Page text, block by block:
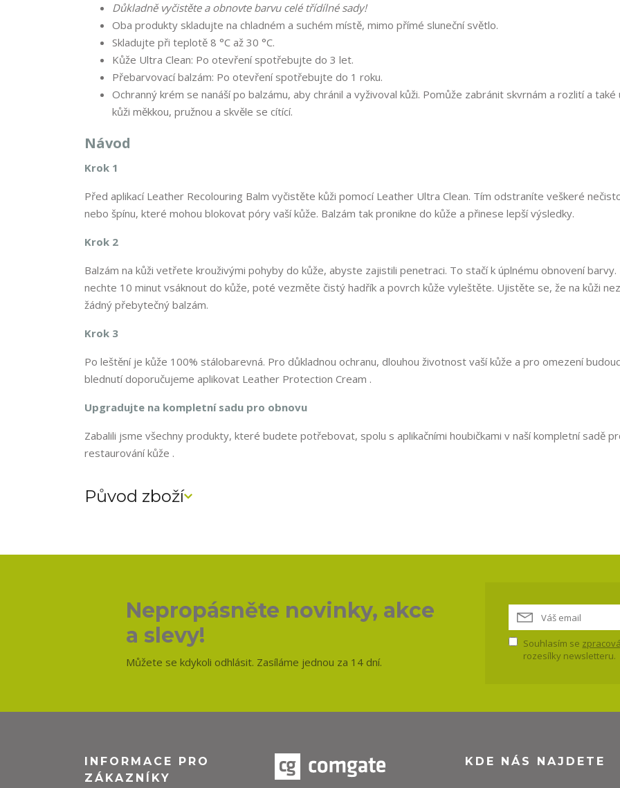
Důkladně vyčistěte a obnovte barvu celé třídílné sady!
Oba produkty skladujte na chladném a suchém místě, mimo přímé sluneční světlo.
Skladujte při teplotě 8 °C až 30 °C.
Kůže Ultra Clean: Po otevření spotřebujte do 3 let.
Přebarvovací balzám: Po otevření spotřebujte do 1 roku.
Ochranný krém se nanáší po balzámu, aby chránil a vyživoval kůži. Pomůže zabránit skvrnám a rozlití a také
kůži měkkou, pružnou a skvěle se cítící.
Návod
Krok 1
Před aplikací Leather Recolouring Balm vyčistěte kůži pomocí Leather Ultra Clean. Tím odstraníte veškeré
nebo špínu, které mohou blokovat póry vaší kůže. Balzám tak pronikne do kůže a přinese lepší výsledky.
Krok 2
Balzám na kůži vetřete krouživými pohyby do kůže, abyste zajistili penetraci. To stačí k úplnému obnovení barvy.
nechte 10 minut vsáknout do kůže, poté vezměte čistý hadřík a povrch kůže vyleštěte. Ujistěte se, že na kůži
žádný přebytečný balzám.
Krok 3
Po leštění je kůže 100% stálobarevná. Pro důkladnou ochranu, dlouhou životnost vaší kůže a pro omezení
blednutí doporučujeme aplikovat Leather Protection Cream .
Upgradujte na kompletní sadu pro obnovu
Zabalili jsme všechny produkty, které budete potřebovat, spolu s aplikačními houbičkami v naší kompletní sadě
restaurování kůže .
Původ zboží
Nepropásněte novinky, akce
a slevy!
Můžete se kdykoli odhlásit. Zasíláme jednou za 14 dní.
Souhlasím se
rozesílky newsletteru.
INFORMACE PRO
ZÁKAZNÍKY
KDE NÁS NAJDETE